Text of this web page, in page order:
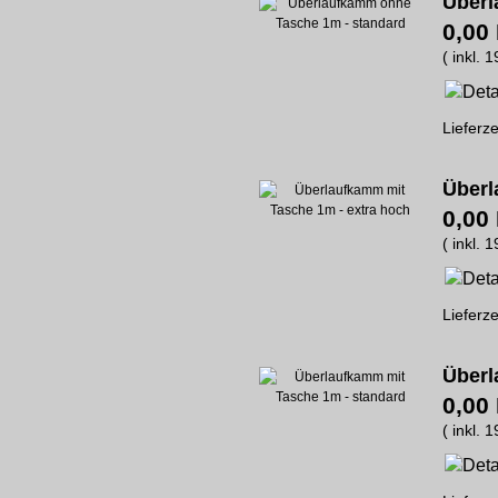
0,00
( inkl.
0,00
( inkl.
0,00
( inkl.